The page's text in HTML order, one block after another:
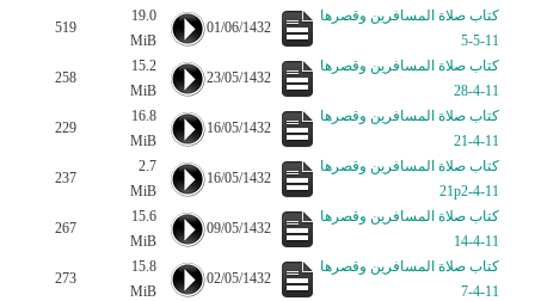
كتاب صلاة المسافرين وقصرها
11-5-5
01/06/1432
19.0
MiB
519
كتاب صلاة المسافرين وقصرها
11-4-28
23/05/1432
15.2
MiB
258
كتاب صلاة المسافرين وقصرها
11-4-21
16/05/1432
16.8
MiB
229
كتاب صلاة المسافرين وقصرها
11-4-21p2
16/05/1432
2.7
MiB
237
كتاب صلاة المسافرين وقصرها
11-4-14
09/05/1432
15.6
MiB
267
كتاب صلاة المسافرين وقصرها
11-4-7
02/05/1432
15.8
MiB
273